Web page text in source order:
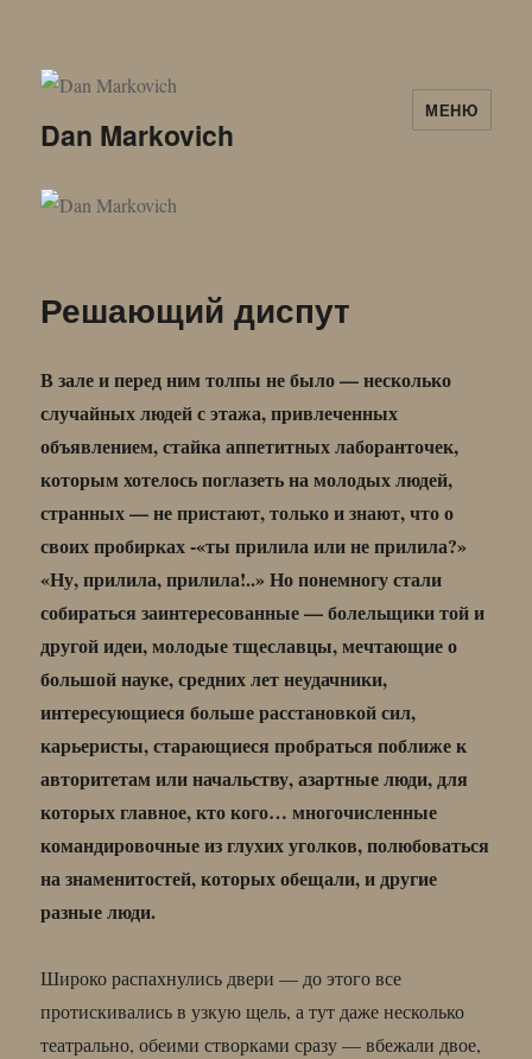
Dan Markovich
МЕНЮ
Решающий диспут
В зале и перед ним толпы не было — несколько
случайных людей с этажа, привлеченных
объявлением, стайка аппетитных лаборанточек,
которым хотелось поглазеть на молодых людей,
странных — не пристают, только и знают, что о
своих пробирках -«ты прилила или не прилила?»
«Ну, прилила, прилила!..» Но понемногу стали
собираться заинтересованные — болельщики той и
другой идеи, молодые тщеславцы, мечтающие о
большой науке, средних лет неудачники,
интересующиеся больше расстановкой сил,
карьеристы, старающиеся пробраться поближе к
авторитетам или начальству, азартные люди, для
которых главное, кто кого… многочисленные
командировочные из глухих уголков, полюбоваться
на знаменитостей, которых обещали, и другие
разные люди.
Широко распахнулись двери — до этого все
протискивались в узкую щель, а тут даже несколько
театрально, обеими створками сразу — вбежали двое,